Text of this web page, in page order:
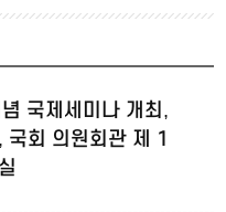
국제세미나 개최,
회 의원회관 제 1